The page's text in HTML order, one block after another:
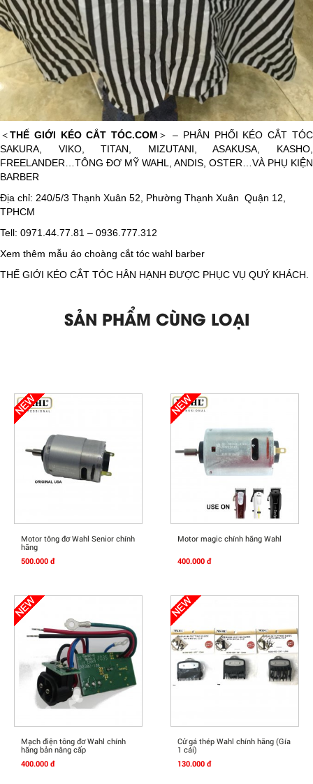
＜THẾ GIỚI KÉO CẮT TÓC.COM ＞ – PHÂN PHỐI KÉO CẮT TÓC
SAKURA, VIKO, TITAN, MIZUTANI, ASAKUSA, KASHO,
FREELANDER…TÔNG ĐƠ MỸ WAHL, ANDIS, OSTER…VÀ PHỤ KIỆN
BARBER
Địa chỉ: 240/5/3 Thạnh Xuân 52, Phường Thạnh Xuân Quận 12,
TPHCM
Tell: 0971.44.77.81 – 0936.777.312
Xem thêm mẫu áo choàng cắt tóc wahl barber
THẾ GIỚI KÉO CẮT TÓC HÂN HẠNH ĐƯỢC PHỤC VỤ QUÝ KHÁCH.
SẢN PHẨM CÙNG LOẠI
Mua Ngay
Motor tông đơ Wahl Senior chính
hãng
500.000 đ
Mua Ngay
Motor magic chính hãng Wahl
400.000 đ
Mua Ngay
Mạch điện tông đơ Wahl chính
hãng bản nâng cấp
400.000 đ
Mua Ngay
Cử gá thép Wahl chính hãng (Gía
1 cái)
130.000 đ